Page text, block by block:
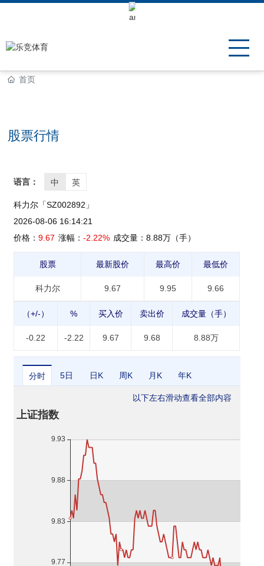
Keli Motor Group Search
首页
股票行情
语言： 中 英
科力尔「SZ002892」
2026-08-06 16:14:21
价格：9.67 涨幅：-2.22% 成交量：8.88万 （手）
股票 最新股价 最高价 最低价
科力尔 9.67 9.95 9.66
（+/-） % 买入价 卖出价 成交量（手）
-0.22 -2.22 9.67 9.68 8.88万
分时 5日 日K 周K 月K 年K
以下左右滑动查看全部内容